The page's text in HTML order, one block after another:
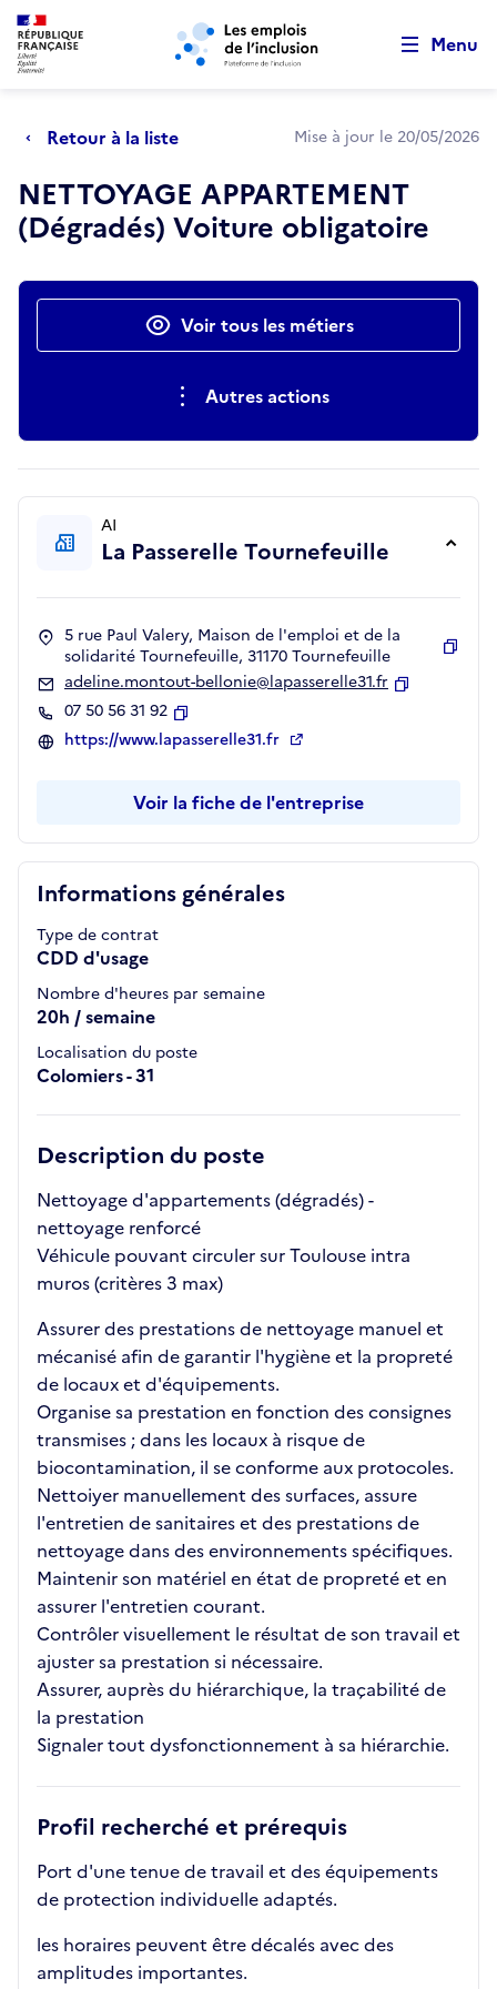
Aller au menu principal Aller au contenu principal
Menu
Retour à la liste Mise à jour le 20/05/2026
NETTOYAGE APPARTEMENT
(Dégradés) Voiture obligatoire
Actions rapidesVoir tous les métiers
Autres actions
Informations générales
Type de contrat
CDD d'usage
Nombre d'heures par semaine
20h / semaine
Localisation du poste
Colomiers - 31
Description du poste
Nettoyage d'appartements (dégradés) -
nettoyage renforcé
Véhicule pouvant circuler sur Toulouse intra
muros (critères 3 max)
Assurer des prestations de nettoyage manuel et
mécanisé afin de garantir l'hygiène et la propreté
de locaux et d'équipements.
Organise sa prestation en fonction des consignes
transmises ; dans les locaux à risque de
biocontamination, il se conforme aux protocoles.
Nettoiyer manuellement des surfaces, assure
l'entretien de sanitaires et des prestations de
nettoyage dans des environnements spécifiques.
Maintenir son matériel en état de propreté et en
assurer l'entretien courant.
Contrôler visuellement le résultat de son travail et
ajuster sa prestation si nécessaire.
Assurer, auprès du hiérarchique, la traçabilité de
la prestation
Signaler tout dysfonctionnement à sa hiérarchie.
Profil recherché et prérequis
Port d'une tenue de travail et des équipements
de protection individuelle adaptés.
les horaires peuvent être décalés avec des
amplitudes importantes.
AI
La Passerelle Tournefeuille
5 rue Paul Valery, Maison de l'emploi et de la
solidarité Tournefeuille, 31170 Tournefeuille
adeline.montout-bellonie@lapasserelle31.fr
07 50 56 31 92
Copier
https://www.lapasserelle31.fr
Voir la fiche de l'entreprise
Retour au début de la page
Panneau de gestion des cookies